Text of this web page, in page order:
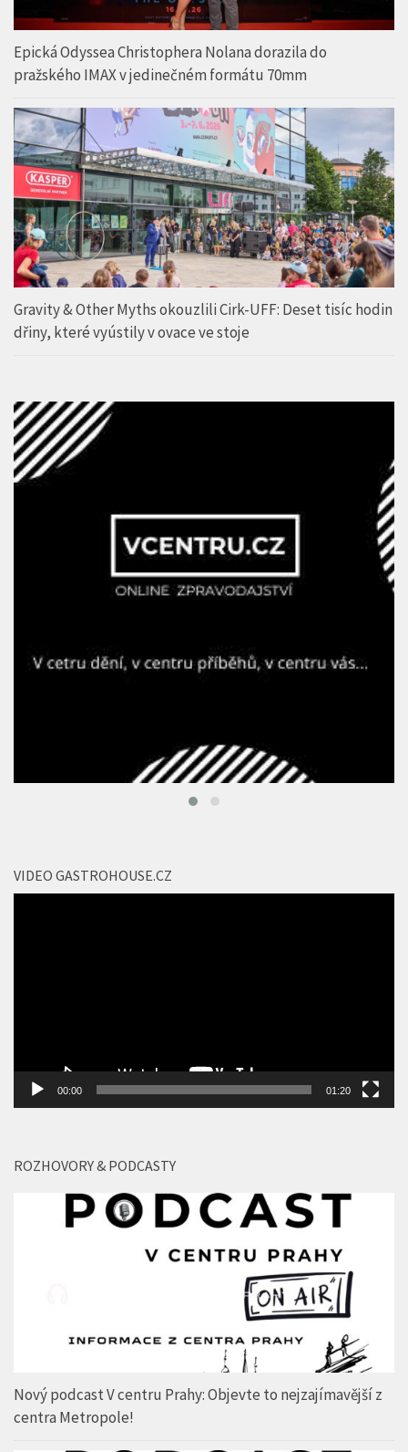
Epická Odyssea Christophera Nolana dorazila do
pražského IMAX v jedinečném formátu 70mm
Gravity & Other Myths okouzlili Cirk-UFF: Deset tisíc hodin
dřiny, které vyústily v ovace ve stoje
VIDEO GASTROHOUSE.CZ
00:00 01:20
ROZHOVORY & PODCASTY
Nový podcast V centru Prahy: Objevte to nejzajímavější z
centra Metropole!